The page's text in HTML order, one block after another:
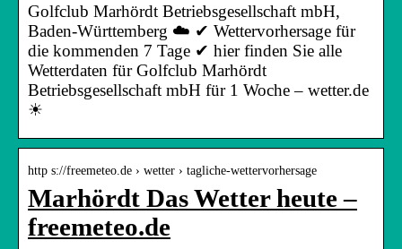
Golfclub Marhördt Betriebsgesellschaft mbH,
Baden-Württemberg ☁️ ✔ Wettervorhersage für
die kommenden 7 Tage ✔ hier finden Sie alle
Wetterdaten für Golfclub Marhördt
Betriebsgesellschaft mbH für 1 Woche – wetter.de
☀
http s://freemeteo.de › wetter › tagliche-wettervorhersage
Marhördt Das Wetter heute –
freemeteo.de